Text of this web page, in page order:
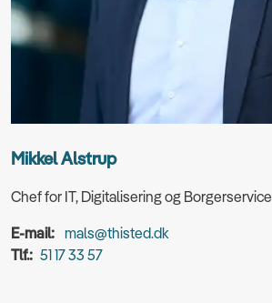
Mikkel Alstrup
Chef for IT, Digitalisering og Borgerservice
E-mail: mals@thisted.dk
Tlf.: 51 17 33 57